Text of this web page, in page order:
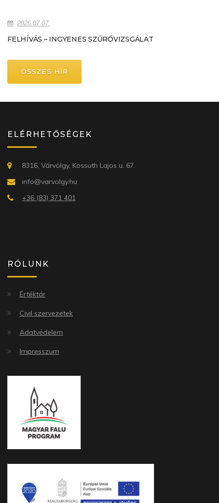
2026.07.07.
FELHÍVÁS – INGYENES SZŰRŐVIZSGÁLAT
ÖSSZES HÍR
ELÉRHETŐSÉGEK
8316, Várvölgy, Kossuth Lajos u. 67.
info@varvolgy.hu
+36 (83) 371 401
RÓLUNK
Értéktár
Civil szervezetek
Adatvédelem
Impresszum